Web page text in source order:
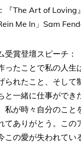
『The Art of Loving』
Me In」Sam
賞登壇スピーチ：
ったことで私の人生
られたこと、そして
と一緒に仕事ができ
私が時々自分のこと
てありがとう。この
この愛が失われてい